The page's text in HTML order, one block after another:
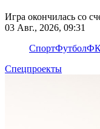
Игра окончилась со
03 Авг., 2026, 09:31
СпортФутбол
Спецпроекты